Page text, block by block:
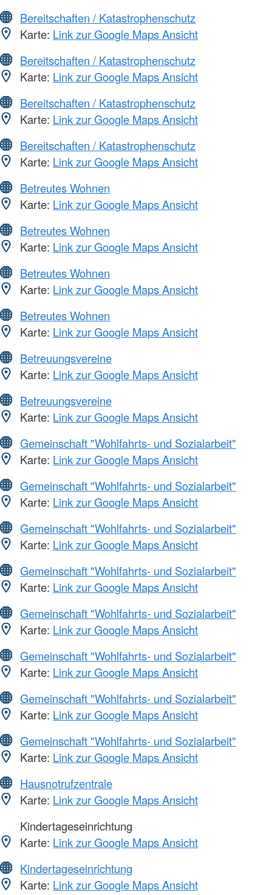
Bereitschaften / Katastrophenschutz
Karte: Link zur Google Maps Ansicht
Bereitschaften / Katastrophenschutz
Karte: Link zur Google Maps Ansicht
Bereitschaften / Katastrophenschutz
Karte: Link zur Google Maps Ansicht
Bereitschaften / Katastrophenschutz
Karte: Link zur Google Maps Ansicht
Betreutes Wohnen
Karte: Link zur Google Maps Ansicht
Betreutes Wohnen
Karte: Link zur Google Maps Ansicht
Betreutes Wohnen
Karte: Link zur Google Maps Ansicht
Betreutes Wohnen
Karte: Link zur Google Maps Ansicht
Betreuungsvereine
Karte: Link zur Google Maps Ansicht
Betreuungsvereine
Karte: Link zur Google Maps Ansicht
Gemeinschaft "Wohlfahrts- und Sozialarbeit"
Karte: Link zur Google Maps Ansicht
Gemeinschaft "Wohlfahrts- und Sozialarbeit"
Karte: Link zur Google Maps Ansicht
Gemeinschaft "Wohlfahrts- und Sozialarbeit"
Karte: Link zur Google Maps Ansicht
Gemeinschaft "Wohlfahrts- und Sozialarbeit"
Karte: Link zur Google Maps Ansicht
Gemeinschaft "Wohlfahrts- und Sozialarbeit"
Karte: Link zur Google Maps Ansicht
Gemeinschaft "Wohlfahrts- und Sozialarbeit"
Karte: Link zur Google Maps Ansicht
Gemeinschaft "Wohlfahrts- und Sozialarbeit"
Karte: Link zur Google Maps Ansicht
Gemeinschaft "Wohlfahrts- und Sozialarbeit"
Karte: Link zur Google Maps Ansicht
Hausnotrufzentrale
Karte: Link zur Google Maps Ansicht
Kindertageseinrichtung
Karte: Link zur Google Maps Ansicht
Kindertageseinrichtung
Karte: Link zur Google Maps Ansicht